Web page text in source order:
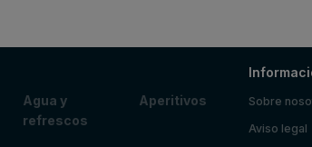
Agua y
refrescos
Aperitivos
Sobre
Aviso legal